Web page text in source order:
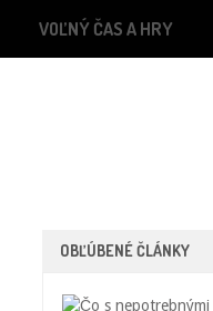
VOĽNÝ ČAS A HRY
OBĽÚBENÉ ČLÁNKY